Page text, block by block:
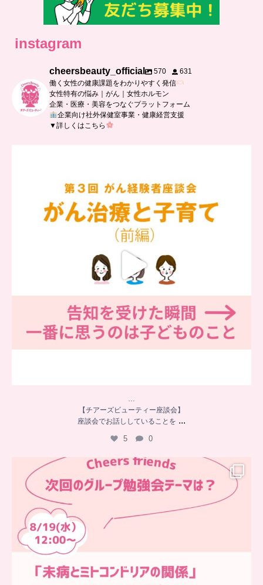
instagram
cheersbeauty_official 570
631
働く女性の健康課題をわかりやすく発信
女性特有の悩み｜がん｜女性ホルモン
企業・医療・美容をつなぐプラットフォーム
企業向け社外保健室事業・健康経営支援
▼詳しくはこちら
…
【チアーズビューティー座談会】
座談会でお話ししていることを ...
5 0
…
グループ勉強会